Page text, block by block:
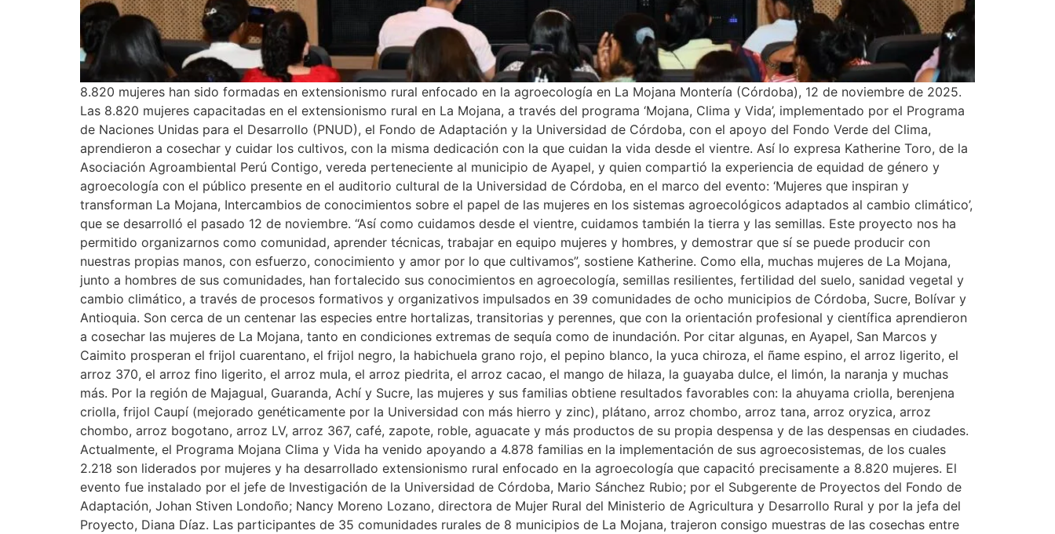
8.820 mujeres han sido formadas en extensionismo rural enfocado en la agroecología en La Mojana Montería (Córdoba), 12 de noviembre de 2025.
Las 8.820 mujeres capacitadas en el extensionismo rural en La Mojana, a través del programa ‘Mojana, Clima y Vida’, implementado por el Programa
de Naciones Unidas para el Desarrollo (PNUD), el Fondo de Adaptación y la Universidad de Córdoba, con el apoyo del Fondo Verde del Clima,
aprendieron a cosechar y cuidar los cultivos, con la misma dedicación con la que cuidan la vida desde el vientre. Así lo expresa Katherine Toro, de la
Asociación Agroambiental Perú Contigo, vereda perteneciente al municipio de Ayapel, y quien compartió la experiencia de equidad de género y
agroecología con el público presente en el auditorio cultural de la Universidad de Córdoba, en el marco del evento: ‘Mujeres que inspiran y
transforman La Mojana, Intercambios de conocimientos sobre el papel de las mujeres en los sistemas agroecológicos adaptados al cambio climático’,
que se desarrolló el pasado 12 de noviembre. “Así como cuidamos desde el vientre, cuidamos también la tierra y las semillas. Este proyecto nos ha
permitido organizarnos como comunidad, aprender técnicas, trabajar en equipo mujeres y hombres, y demostrar que sí se puede producir con
nuestras propias manos, con esfuerzo, conocimiento y amor por lo que cultivamos”, sostiene Katherine. Como ella, muchas mujeres de La Mojana,
junto a hombres de sus comunidades, han fortalecido sus conocimientos en agroecología, semillas resilientes, fertilidad del suelo, sanidad vegetal y
cambio climático, a través de procesos formativos y organizativos impulsados en 39 comunidades de ocho municipios de Córdoba, Sucre, Bolívar y
Antioquia. Son cerca de un centenar las especies entre hortalizas, transitorias y perennes, que con la orientación profesional y científica aprendieron
a cosechar las mujeres de La Mojana, tanto en condiciones extremas de sequía como de inundación. Por citar algunas, en Ayapel, San Marcos y
Caimito prosperan el frijol cuarentano, el frijol negro, la habichuela grano rojo, el pepino blanco, la yuca chiroza, el ñame espino, el arroz ligerito, el
arroz 370, el arroz fino ligerito, el arroz mula, el arroz piedrita, el arroz cacao, el mango de hilaza, la guayaba dulce, el limón, la naranja y muchas
más. Por la región de Majagual, Guaranda, Achí y Sucre, las mujeres y sus familias obtiene resultados favorables con: la ahuyama criolla, berenjena
criolla, frijol Caupí (mejorado genéticamente por la Universidad con más hierro y zinc), plátano, arroz chombo, arroz tana, arroz oryzica, arroz
chombo, arroz bogotano, arroz LV, arroz 367, café, zapote, roble, aguacate y más productos de su propia despensa y de las despensas en ciudades.
Actualmente, el Programa Mojana Clima y Vida ha venido apoyando a 4.878 familias en la implementación de sus agroecosistemas, de los cuales
2.218 son liderados por mujeres y ha desarrollado extensionismo rural enfocado en la agroecología que capacitó precisamente a 8.820 mujeres. El
evento fue instalado por el jefe de Investigación de la Universidad de Córdoba, Mario Sánchez Rubio; por el Subgerente de Proyectos del Fondo de
Adaptación, Johan Stiven Londoño; Nancy Moreno Lozano, directora de Mujer Rural del Ministerio de Agricultura y Desarrollo Rural y por la jefa del
Proyecto, Diana Díaz. Las participantes de 35 comunidades rurales de 8 municipios de La Mojana, trajeron consigo muestras de las cosechas entre